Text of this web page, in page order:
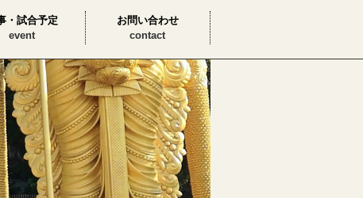
・試合予定
event
お問い合わせ
contact